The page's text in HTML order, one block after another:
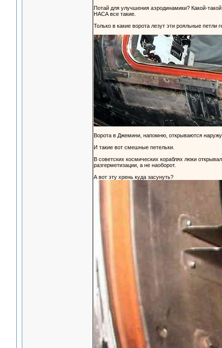
Потай для улучшения аэродинамики? Какой-
НАСА все такие.
Только в какие ворота лезут эти рояльные
Ворота в Джемини, напомню, открываются
И такие вот смешные петельки.
В советских космических кораблях люки
разгерметизации, а не наоборот.
А вот эту хрень куда засунуть?